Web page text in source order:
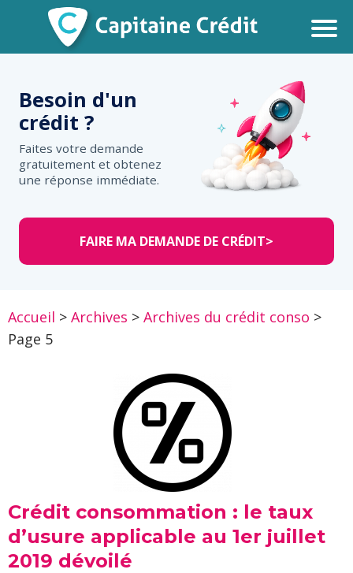
Besoin d'un
crédit ?
Faites votre demande
gratuitement et obtenez
une réponse immédiate.
FAIRE MA DEMANDE DE CRÉDIT>
Accueil > Archives > Archives du crédit conso >
Page 5
Crédit consommation : le taux
d’usure applicable au 1er juillet
2019 dévoilé